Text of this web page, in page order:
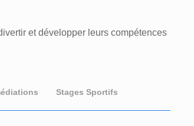
et développer leurs compétences
Stages Sportifs